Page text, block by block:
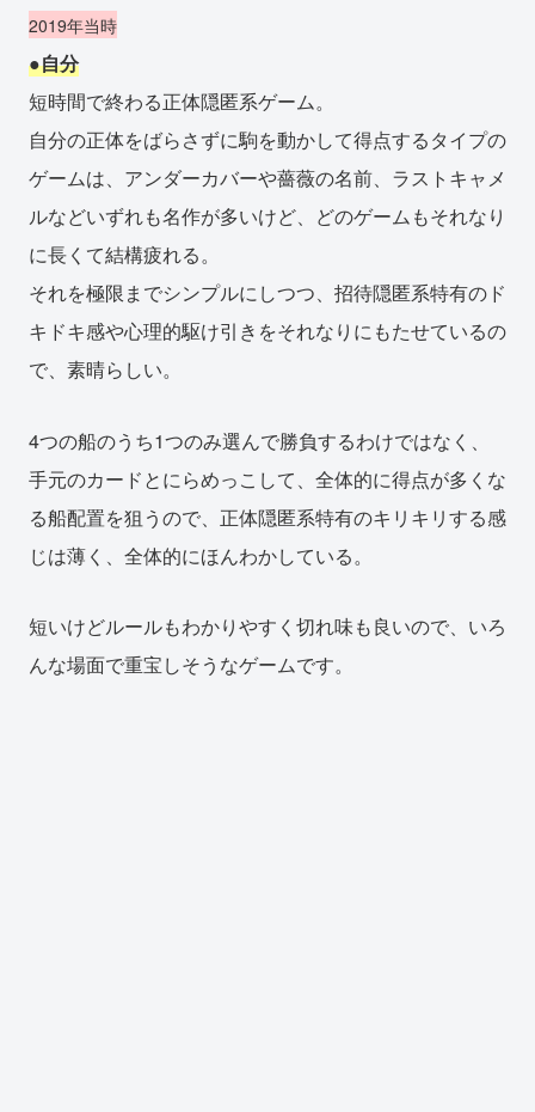
2019年当時
●自分
短時間で終わる正体隠匿系ゲーム。
自分の正体をばらさずに駒を動かして得点するタイプの
ゲームは、アンダーカバーや薔薇の名前、ラストキャメ
ルなどいずれも名作が多いけど、どのゲームもそれなり
に長くて結構疲れる。
それを極限までシンプルにしつつ、招待隠匿系特有のド
キドキ感や心理的駆け引きをそれなりにもたせているの
で、素晴らしい。
4つの船のうち1つのみ選んで勝負するわけではなく、
手元のカードとにらめっこして、全体的に得点が多くな
る船配置を狙うので、正体隠匿系特有のキリキリする感
じは薄く、全体的にほんわかしている。
短いけどルールもわかりやすく切れ味も良いので、いろ
んな場面で重宝しそうなゲームです。